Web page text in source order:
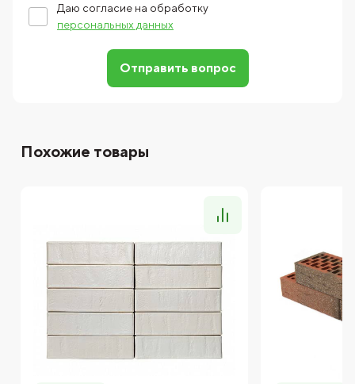
Даю согласие на обработку
персональных данных
Отправить вопрос
Похожие товары